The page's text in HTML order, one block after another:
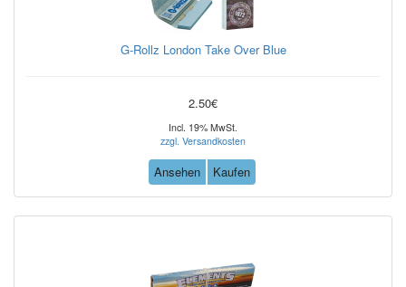
G-Rollz London Take Over Blue
2.50€
Incl. 19% MwSt.
zzgl. Versandkosten
Ansehen Kaufen